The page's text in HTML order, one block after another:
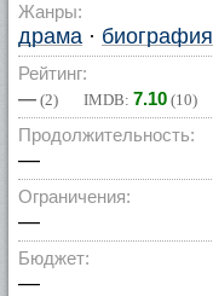
Жанры:
драма · биография
Рейтинг:
— (2) IMDB: 7.10 (10)
Продолжительность:
—
Ограничения:
—
Бюджет:
—